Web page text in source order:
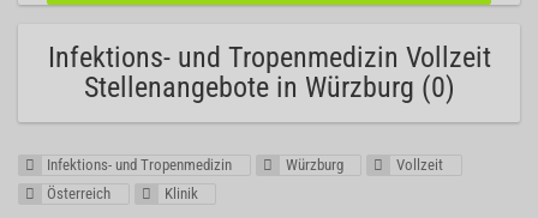
Infektions- und Tropenmedizin Vollzeit
Stellenangebote in Würzburg (0)
Infektions- und Tropenmedizin Würzburg
Vollzeit
Österreich
Klinik